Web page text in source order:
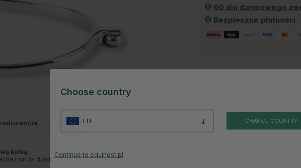
60 dni darmowego
Bezpieczne płatności
kulką.
bez tarcia działanie dzięki ruchomej kulce, co zwiększa komfort zarówno dla konia, jak i jeźdźca.
Recenzje
Choose country
EU CHANGE COUNTRY
Continue to equinest.pl